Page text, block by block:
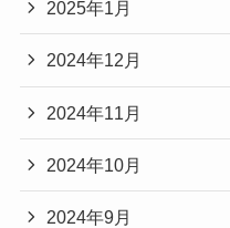
2025年1月
2024年12月
2024年11月
2024年10月
2024年9月